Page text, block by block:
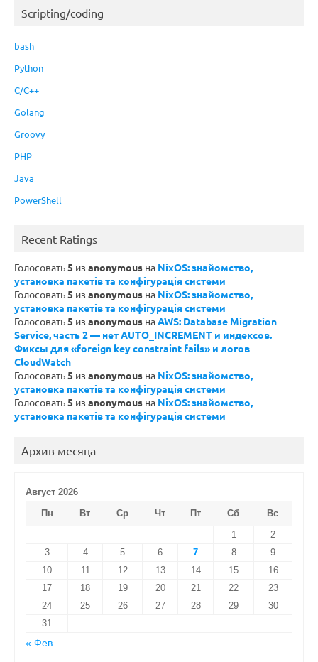
Scripting/coding
bash
Python
C/C++
Golang
Groovy
PHP
Java
PowerShell
Recent Ratings
Голосовать5 из anonymous на NixOS: знайомство,
установка пакетів та конфігурація системи
Голосовать5 из anonymous на NixOS: знайомство,
установка пакетів та конфігурація системи
Голосовать5 из anonymous наAWS: Database Migration
Service, часть 2 — нет AUTO_INCREMENT и индексов.
Фиксы для «foreign key constraint fails» и логов
CloudWatch
Голосовать5 из anonymous на NixOS: знайомство,
установка пакетів та конфігурація системи
Голосовать5 из anonymous на NixOS: знайомство,
установка пакетів та конфігурація системи
Архив месяца
Август 2026
Пн
Вт Ср Чт Пт Сб
Вс
1
2
3
4 5 6 7 8
9
10
11 12 13 14 15
16
17
18 19 20 21 22
23
24
25 26 27 28 29
30
31
« Фев